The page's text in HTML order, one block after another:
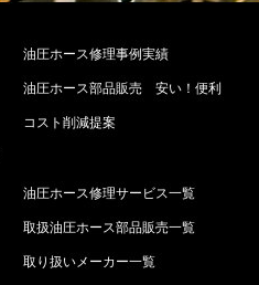
油圧ホース修理事例実績
油圧ホース部品販売 安い！便利
コスト削減提案
油圧ホース修理サービス一覧
取扱油圧ホース部品販売一覧
取り扱いメーカー一覧